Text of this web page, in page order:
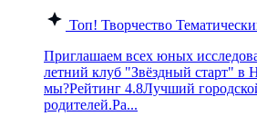
Топ! Творчество
Приглашаем всех юных
летний клуб "Звёздный старт"
мы?Рейтинг 4.8Лучший
родителей.Ра...